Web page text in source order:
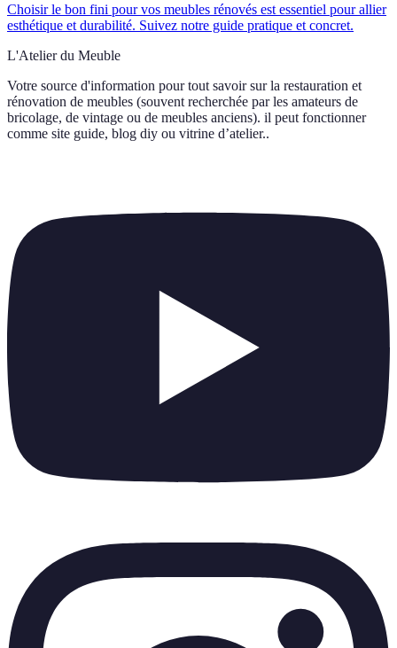
Choisir le bon fini pour vos meubles rénovés est essentiel pour allier
esthétique et durabilité. Suivez notre guide pratique et concret.
L'Atelier du Meuble
Votre source d'information pour tout savoir sur la restauration et
rénovation de meubles (souvent recherchée par les amateurs de
bricolage, de vintage ou de meubles anciens). il peut fonctionner
comme site guide, blog diy ou vitrine d’atelier..